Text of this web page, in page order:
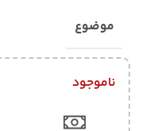
موضوع
ناموجود